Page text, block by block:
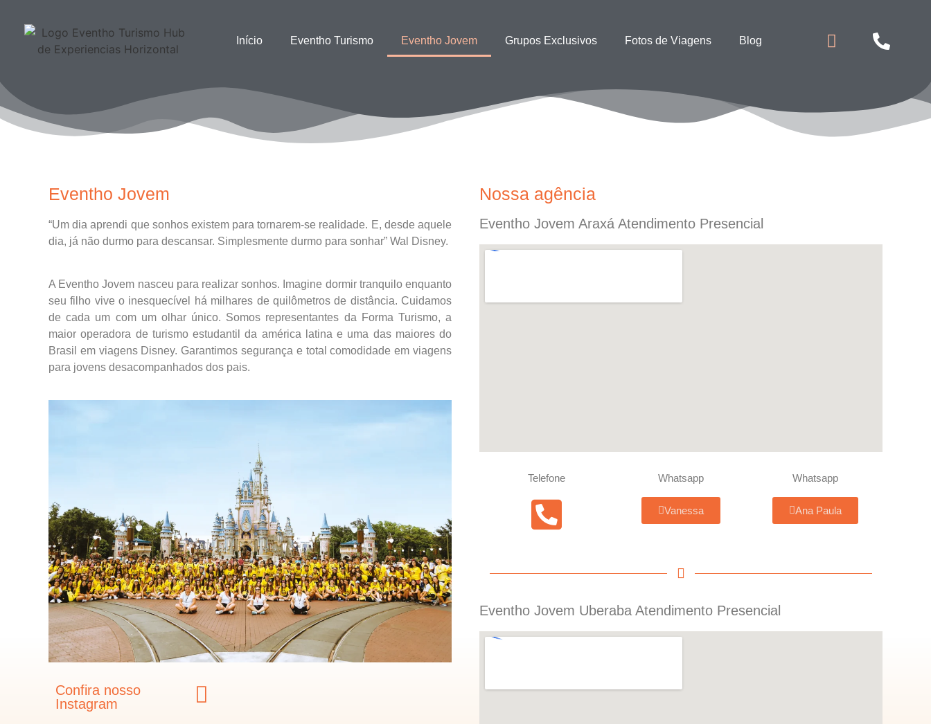
Início Eventho Turismo Eventho Jovem Grupos Exclusivos Fotos de Viagens Blog
Eventho Jovem
“Um dia aprendi que sonhos existem para tornarem-se realidade. E, desde aquele
dia, já não durmo para descansar. Simplesmente durmo para sonhar” Wal Disney.
A Eventho Jovem nasceu para realizar sonhos. Imagine dormir tranquilo enquanto
seu filho vive o inesquecível há milhares de quilômetros de distância. Cuidamos
de cada um com um olhar único. Somos representantes da Forma Turismo, a
maior operadora de turismo estudantil da américa latina e uma das maiores do
Brasil em viagens Disney. Garantimos segurança e total comodidade em viagens
para jovens desacompanhados dos pais.
Confira nosso
Instagram
Nossa agência
Eventho Jovem Araxá Atendimento Presencial
Telefone Whatsapp
Vanessa
Whatsapp
Ana Paula
Eventho Jovem Uberaba Atendimento Presencial